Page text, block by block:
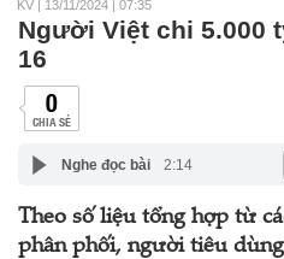
KV | 13/11/2024 | 07:35
Người Việt chi 5.000
16
0
CHIA SẺ
Nghe đọc bài 2:14
Theo số liệu tổng hợp từ
phân phối, người tiêu